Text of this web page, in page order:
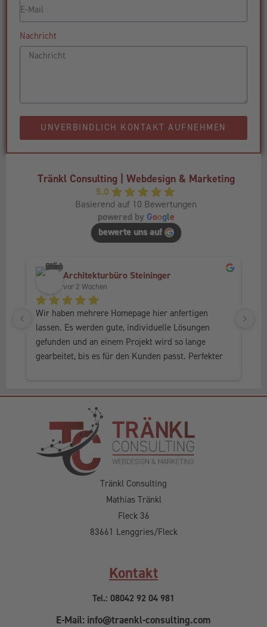
Nachricht
UNVERBINDLICH KONTAKT AUFNEHMEN
Tränkl Consulting | Webdesign & Marketing
5.0
Basierend auf 10 Bewertungen
powered by Google
bewerte uns auf
Architekturbüro Steininger
vor 2 Wochen
Wir haben mehrere Homepage hier anfertigen
lassen. Es werden gute, individuelle Lösungen
gefunden und an einem Projekt wird so lange
gearbeitet, bis es für den Kunden passt. Perfekter
Tränkl Consulting
Mathias Tränkl
Fleck 36
83661 Lenggries/Fleck
Kontakt
Tel.: 08042 92 04 981
E-Mail: info@traenkl-consulting.com